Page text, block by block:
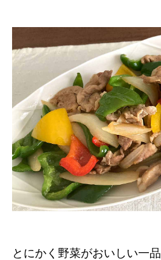
とにかく野菜がおいしい一品